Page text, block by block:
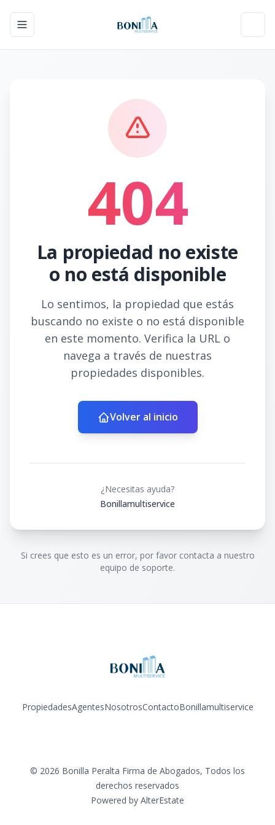
Toggle navigation menu
404
La propiedad no existe
o no está disponible
Lo sentimos, la propiedad que estás
buscando no existe o no está disponible
en este momento. Verifica la URL o
navega a través de nuestras
propiedades disponibles.
Volver al inicio
¿Necesitas ayuda?
Bonillamultiservice
Si crees que esto es un error, por favor contacta a nuestro
equipo de soporte.
PropiedadesAgentesNosotrosContactoBonillamultiservice
© 2026 Bonilla Peralta Firma de Abogados, Todos los
derechos reservados
Powered by AlterEstate